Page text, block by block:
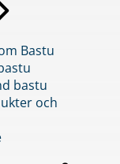
Bastu
bastu
och